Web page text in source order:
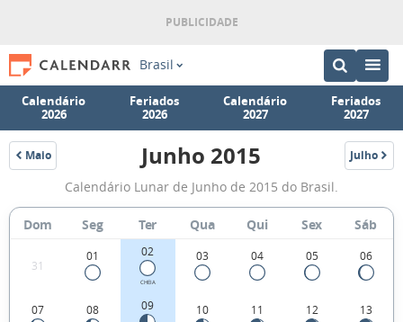
Brasil
Calendário
2026
Feriados
2026
Calendário
2027
Feriados
2027
Maio
2015
Fases
da
Lua
de
Junho
2015
Junho 2015 Julho
2015
Calendário Lunar de Junho de 2015 do Brasil.
Dom Seg Ter Qua Qui Sex Sáb
31
01 02
CHEIA
03 04 05 06
07 08 09 10 11 12 13